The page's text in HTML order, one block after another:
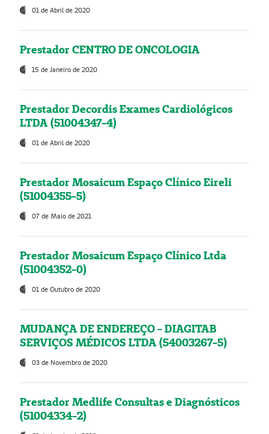
01 de Abril de 2020
Prestador CENTRO DE ONCOLOGIA
15 de Janeiro de 2020
Prestador Decordis Exames Cardiológicos
LTDA (51004347-4)
01 de Abril de 2020
Prestador Mosaicum Espaço Clínico Eireli
(51004355-5)
07 de Maio de 2021
Prestador Mosaicum Espaço Clínico Ltda
(51004352-0)
01 de Outubro de 2020
MUDANÇA DE ENDEREÇO - DIAGITAB
SERVIÇOS MÉDICOS LTDA (54003267-5)
03 de Novembro de 2020
Prestador Medlife Consultas e Diagnósticos
(51004334-2)